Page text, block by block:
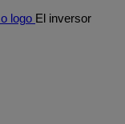
El inversor